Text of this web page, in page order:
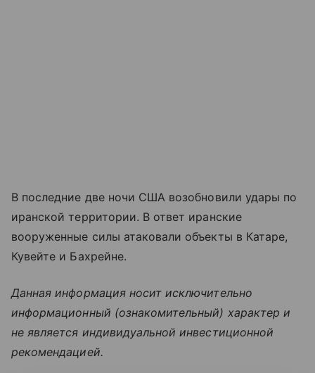
В последние две ночи США возобновили удары по
иранской территории. В ответ иранские
вооруженные силы атаковали объекты в Катаре,
Кувейте и Бахрейне.
Данная информация носит исключительно
информационный (ознакомительный) характер и
не является индивидуальной инвестиционной
рекомендацией.